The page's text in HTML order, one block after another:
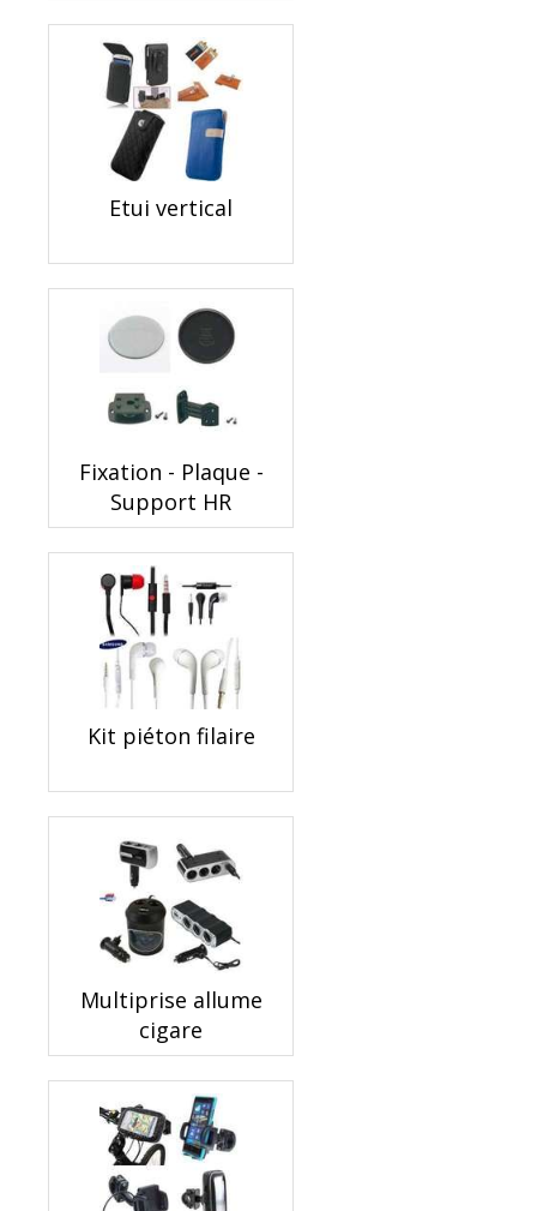
Etui vertical
Fixation - Plaque -
Support HR
Kit piéton filaire
Multiprise allume
cigare